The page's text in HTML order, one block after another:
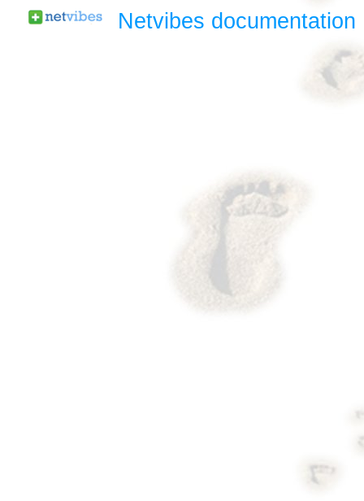
Netvibes documentation